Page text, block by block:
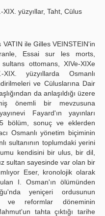
XIX. yüzyıllar, Taht, Cülus
VATIN ile Gilles VEINSTEIN'in
Essai sur les morts,
ottomans, XIVe-XIXe
yüzyıllarda Osmanlı
ve Cüluslarına Dair
da anlaşıldığı üzere
önemli bir mevzusuna
Fayard'ın yayınları
bölüm, sonuç ve eklerden
Osmanlı yönetim biçiminin
sultanının toplumdaki yerini
kendisini bir ulus, bir dil,
sultan sayesinde var olan bir
Eser, kronolojik olarak
I. Osman'ın ölümünden
yeniçeri ordusunun
ve reformlar döneminin
tahta çıktığı tarihe